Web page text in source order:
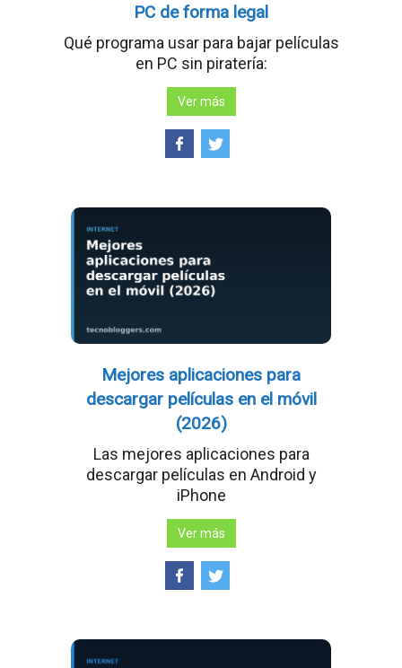
PC de forma legal
Qué programa usar para bajar películas
en PC sin piratería:
Ver más
Mejores aplicaciones para
descargar películas en el móvil
(2026)
Las mejores aplicaciones para
descargar películas en Android y
iPhone
Ver más